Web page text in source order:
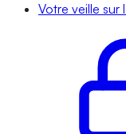
Votre veille